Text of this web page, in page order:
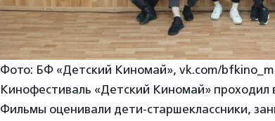
Фото: БФ «Детский Киномай», vk.com/
Кинофестиваль «Детский Киномай» проходил
Фильмы оценивали дети-старшеклассники,